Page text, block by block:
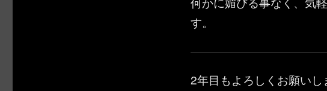
す。
2年目もよろしくお願いし